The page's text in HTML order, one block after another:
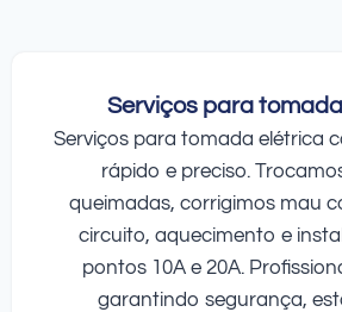
Serviços para
Serviços para tomada elétrica
rápido e preciso.
queimadas, corrigimos mau
circuito, aquecimento e
pontos 10A e 20A.
garantindo segurança,